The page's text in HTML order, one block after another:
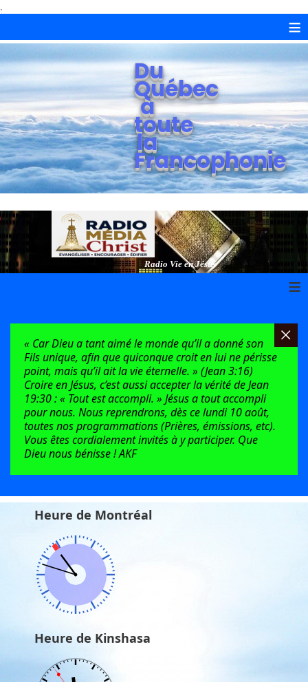
.
≡
Du
Québec
à
toute
la
Francophonie
Radio Vie en Jésus
≡
« Car Dieu a tant aimé le monde qu’il a donné son
Fils unique, afin que quiconque croit en lui ne périsse
point, mais qu’il ait la vie éternelle. » (Jean 3:16)
Croire en Jésus, c’est aussi accepter la vérité de Jean
19:30 : « Tout est accompli. » Jésus a tout accompli
pour nous. Nous reprendrons, dès ce lundi 10 août,
toutes nos programmations (Prières, émissions, etc).
Vous êtes cordialement invités à y participer. Que
Dieu nous bénisse ! AKF
Heure de Montréal
Heure de Kinshasa